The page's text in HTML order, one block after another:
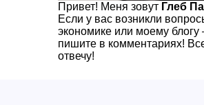
Привет! Меня зовут Глеб
Если у вас возникли
экономике или моему
пишите в комментариях!
отвечу!